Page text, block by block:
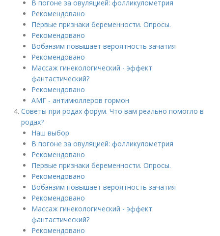
В погоне за овуляцией: фолликулометрия
Рекомендовано
Первые признаки беременности. Опросы.
Рекомендовано
Вобэнзим повышает вероятность зачатия
Рекомендовано
Массаж гинекологический - эффект
фантастический?
Рекомендовано
АМГ - антимюллеров гормон
Советы при родах форум. Что вам реально помогло в
родах?
Наш выбор
В погоне за овуляцией: фолликулометрия
Рекомендовано
Первые признаки беременности. Опросы.
Рекомендовано
Вобэнзим повышает вероятность зачатия
Рекомендовано
Массаж гинекологический - эффект
фантастический?
Рекомендовано